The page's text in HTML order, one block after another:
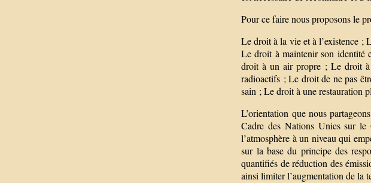
Pour ce faire nous proposons le
Le droit à la vie et à l’existence ;
Le droit à maintenir son identité
droit à un air propre ; Le droit à
radioactifs ; Le droit de ne pas
sain ; Le droit à une restauration
L’orientation que nous
Cadre des Nations Unies sur le
l’atmosphère à un niveau qui
sur la base du principe des
quantifiés de réduction des
ainsi limiter l’augmentation de la